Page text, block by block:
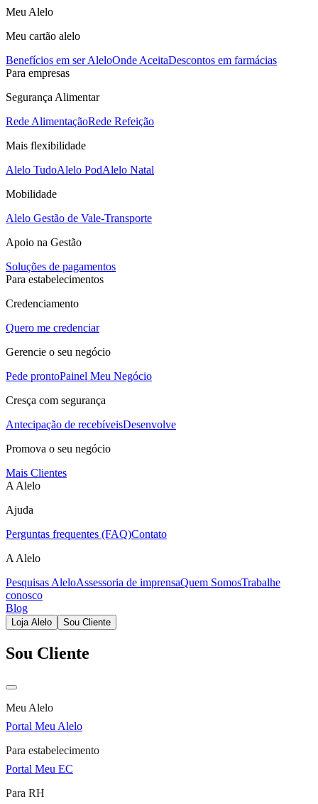
Meu Alelo
Meu cartão alelo
Benefícios em ser AleloOnde AceitaDescontos em farmácias
Para empresas
Segurança Alimentar
Rede AlimentaçãoRede Refeição
Mais flexibilidade
Alelo TudoAlelo PodAlelo Natal
Mobilidade
Alelo Gestão de Vale-Transporte
Apoio na Gestão
Soluções de pagamentos
Para estabelecimentos
Credenciamento
Quero me credenciar
Gerencie o seu negócio
Pede prontoPainel Meu Negócio
Cresça com segurança
Antecipação de recebíveisDesenvolve
Promova o seu negócio
Mais Clientes
A Alelo
Ajuda
Perguntas frequentes (FAQ)Contato
A Alelo
Pesquisas AleloAssessoria de imprensaQuem SomosTrabalhe
conosco
Blog
Loja Alelo Sou Cliente
Sou Cliente
Meu Alelo
Portal Meu Alelo
Para estabelecimento
Portal Meu EC
Para RH